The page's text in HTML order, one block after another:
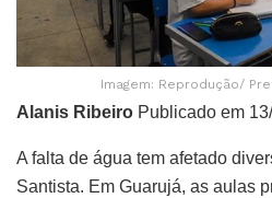
Imagem: Reprodução/
Alanis Ribeiro Publicado em
A falta de água tem afetado
Santista. Em Guarujá, as aulas